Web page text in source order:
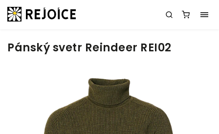
Pánský svetr Reindeer REI02